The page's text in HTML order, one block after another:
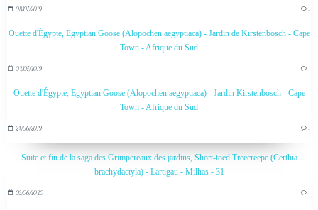
08/07/2019 …
Ouette d'Égypte, Egyptian Goose (Alopochen aegyptiaca) - Jardin de Kirstenbosch - Cape
Town - Afrique du Sud
02/07/2019 …
Ouette d'Égypte, Egyptian Goose (Alopochen aegyptiaca) - Jardin Kirstenbosch - Cape
Town - Afrique du Sud
24/06/2019 …
Suite et fin de la saga des Grimpereaux des jardins, Short-toed Treecreepe (Certhia
brachydactyla) - Lartigau - Milhas - 31
03/06/2020 …